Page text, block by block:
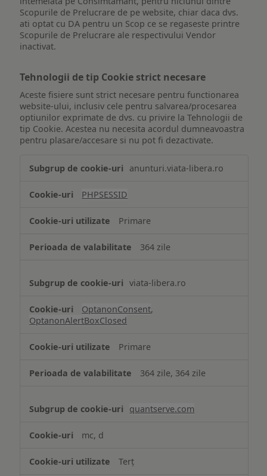
Scopurile de Prelucrare de pe website, chiar daca dvs.
ati optat cu DA pentru un Scop ce se regaseste printre
Scopurile de Prelucrare ale respectivului Vendor
inactivat.
Tehnologii de tip Cookie strict necesare
Aceste fisiere sunt strict necesare pentru functionarea
website-ului, inclusiv cele pentru salvarea/procesarea
optiunilor exprimate de dvs. cu privire la Tehnologii de
tip Cookie. Acestea nu necesita acordul dumneavoastra
pentru plasare/accesare si nu pot fi dezactivate.
de
Cookie
necesare
anunturi.viata-libera.ro
PHPSESSID
Primare
364 zile
viata-libera.ro
OptanonConsent,
OptanonAlertBoxClosed
Primare
364 zile, 364 zile
quantserve.com
mc, d
Terț